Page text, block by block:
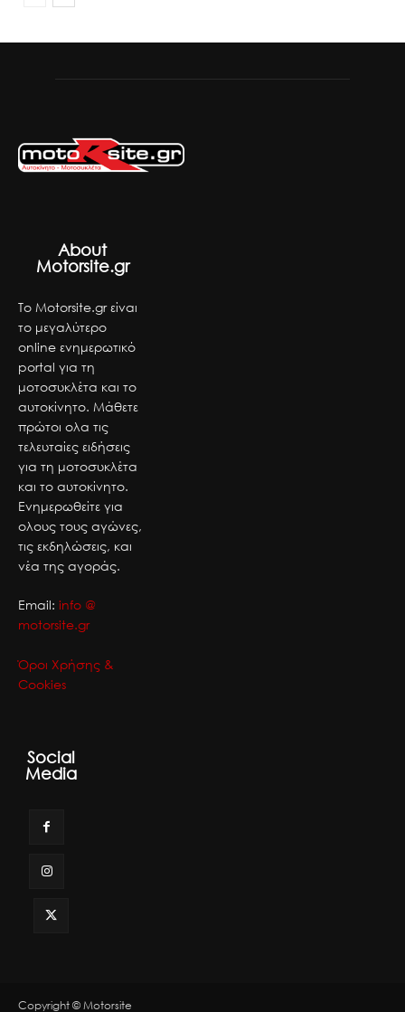
About
Motorsite.gr
Το Motorsite.gr είναι
το μεγαλύτερο
online ενημερωτικό
portal για τη
μοτοσυκλέτα και το
αυτοκίνητο. Μάθετε
πρώτοι ολα τις
τελευταίες ειδήσεις
για τη μοτοσυκλέτα
και το αυτοκίνητο.
Ενημερωθείτε για
ολους τους αγώνες,
τις εκδηλώσεις, και
νέα της αγοράς.
Email: info @
motorsite.gr
Όροι Χρήσης &
Cookies
Social
Media
Copyright © Motorsite